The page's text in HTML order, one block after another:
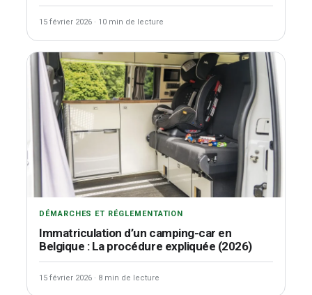
15 février 2026 · 10 min de lecture
DÉMARCHES ET RÉGLEMENTATION
Immatriculation d’un camping-car en
Belgique : La procédure expliquée (2026)
15 février 2026 · 8 min de lecture